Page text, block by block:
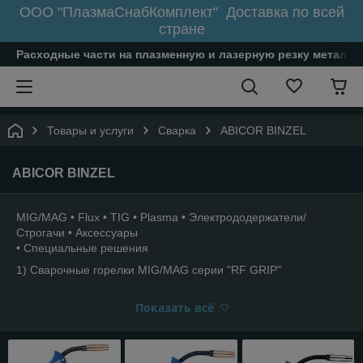
ООО "ПлазмаСнабКомплект" Доставка по всей
стране
Расходные части на плазменную и лазерную резку
Товары и услуги Сварка ABICOR BINZEL
ABICOR BINZEL
MIG/MAG • Flux • TIG • Plasma • Электрододержатели/
Строгачи • Аксессуары
• Специальные решения
1) Сварочные горелки MIG/MAG серии "RF GRIP"
2) Сварочные горелки MIG/MAG серии “RB”
3) Сварочные горелки MIG/MAG серии MB EVO воздушное
Показать всё